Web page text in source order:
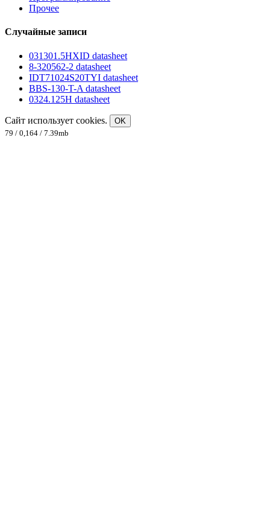
Прочее
Случайные записи
031301.5HXID datasheet
8-320562-2 datasheet
IDT71024S20TYI datasheet
BBS-130-T-A datasheet
0324.125H datasheet
Сайт использует cookies.
OK
79 / 0,164 / 7.39mb